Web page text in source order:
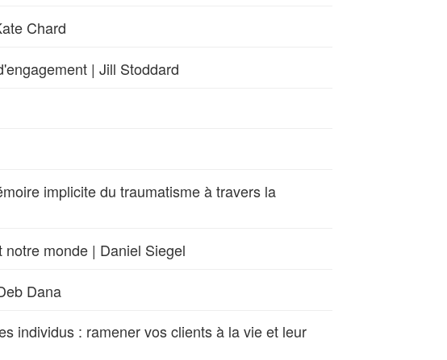
Chard
| Jill Stoddard
implicite du traumatisme à travers la
monde | Daniel Siegel
Dana
individus : ramener vos clients à la vie et leur